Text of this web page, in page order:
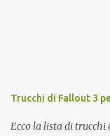
Trucchi di Fallout 3
Ecco la lista di trucchi